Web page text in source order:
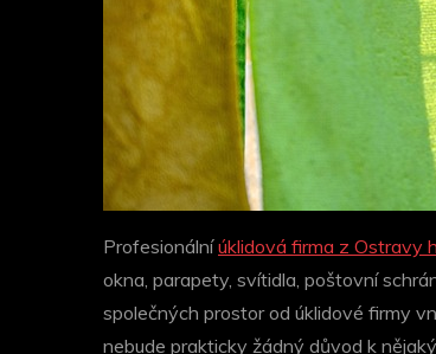
Profesionálníúklidová firma z Ostravy
okna, parapety, svítidla, poštovní
společných prostor od úklidové firmy
nebude prakticky žádný důvod k